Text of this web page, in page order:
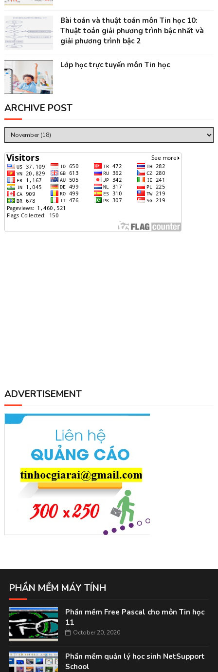
Bài toán và thuật toán môn Tin học 10:
Thuật toán giải phương trình bậc nhất và
giải phương trình bậc 2
Lớp học trực tuyến môn Tin học
ARCHIVE POST
ADVERTISEMENT
PHẦN MỀM MÁY TÍNH
Phần mềm Free Pascal cho môn Tin học
11
October 20, 2020
Phần mềm quản lý học sinh NetSupport
School